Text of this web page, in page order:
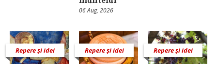
06 Aug, 2026
Repere și idei Repere și idei Repere și idei